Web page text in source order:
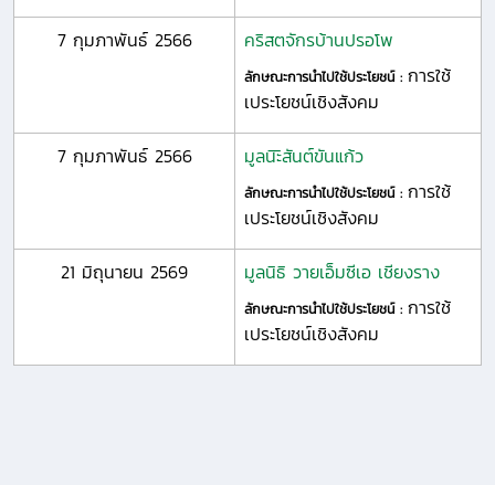
7 กุมภาพันธ์ 2566 คริสตจักรบ้านปรอโพ
ลักษณะการนำไปใช้ประโยชน์ : การใช้
เประโยชน์เชิงสังคม
7 กุมภาพันธ์ 2566 มูลนิะิสันต์ขันแก้ว
ลักษณะการนำไปใช้ประโยชน์ : การใช้
เประโยชน์เชิงสังคม
21 มิถุนายน 2569 มูลนิธิ วายเอ็มซีเอ เชียงราง
ลักษณะการนำไปใช้ประโยชน์ : การใช้
เประโยชน์เชิงสังคม